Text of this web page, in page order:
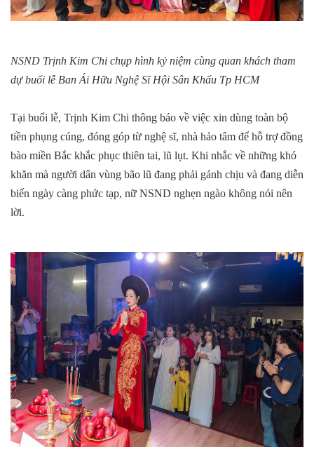
NSND Trịnh Kim Chi chụp hình kỷ niệm cùng quan khách tham
dự buổi lễ Ban Ái Hữu Nghệ Sĩ Hội Sân Khấu Tp HCM
Tại buổi lễ, Trịnh Kim Chi thông báo về việc xin dùng toàn bộ
tiền phụng cúng, đóng góp từ nghệ sĩ, nhà hảo tâm để hỗ trợ đồng
bào miền Bắc khắc phục thiên tai, lũ lụt. Khi nhắc về những khó
khăn mà người dân vùng bão lũ đang phải gánh chịu và đang diễn
biến ngày càng phức tạp, nữ NSND nghẹn ngào không nói nên
lời.